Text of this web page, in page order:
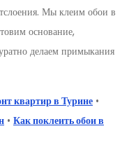
Мы клеим обои в
основание,
делаем примыкания
квартир в Турине •
• Как поклеить обои в